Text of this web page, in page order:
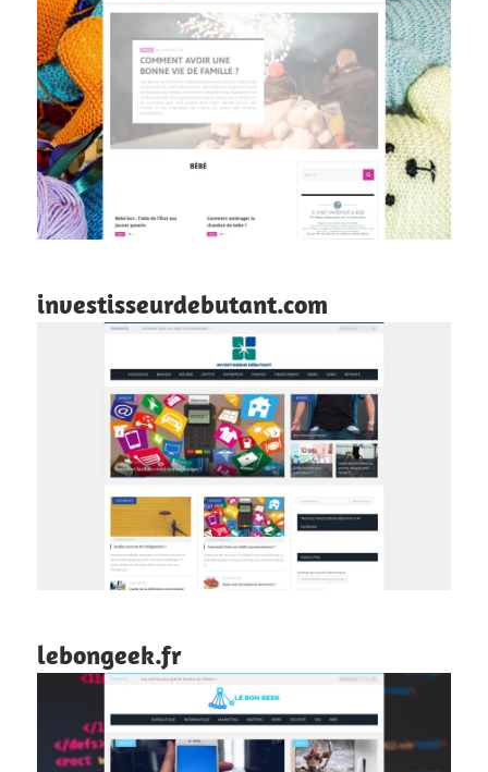
investisseurdebutant.com
lebongeek.fr